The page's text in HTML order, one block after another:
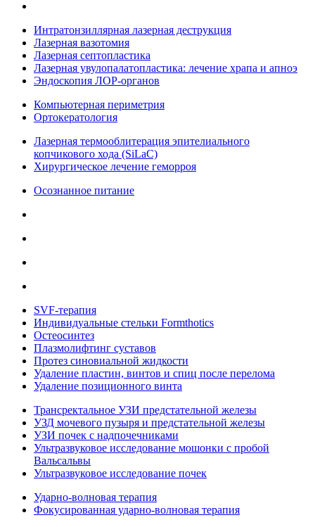
Интратонзиллярная лазерная деструкция
Лазерная вазотомия
Лазерная септопластика
Лазерная увулопалатопластика: лечение храпа и апноэ
Эндоскопия ЛОР-органов
Компьютерная периметрия
Ортокератология
Лазерная термооблитерация эпителиального
копчикового хода (SiLaC)
Хирургическое лечение геморроя
Осознанное питание
SVF-терапия
Индивидуальные стельки Formthotics
Остеосинтез
Плазмолифтинг суставов
Протез синовиальной жидкости
Удаление пластин, винтов и спиц после перелома
Удаление позиционного винта
Трансректальное УЗИ предстательной железы
УЗД мочевого пузыря и предстательной железы
УЗИ почек с надпочечниками
Ультразвуковое исследование мошонки с пробой
Вальсальвы
Ультразвуковое исследование почек
Ударно-волновая терапия
Фокусированная ударно-волновая терапия